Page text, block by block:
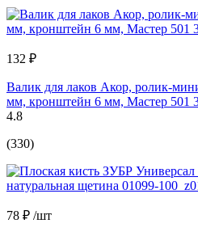
132 ₽
Валик для лаков Акор, ролик-
мм, кронштейн 6 мм, Мастер 501
4.8
(330)
78 ₽ /шт